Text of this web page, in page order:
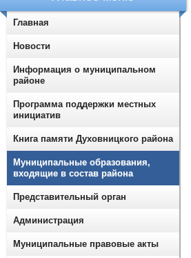
Главная
Новости
Информация о муниципальном
районе
Программа поддержки местных
инициатив
Книга памяти Духовницкого района
Муниципальные образования,
входящие в состав района
Представительный орган
Администрация
Муниципальные правовые акты